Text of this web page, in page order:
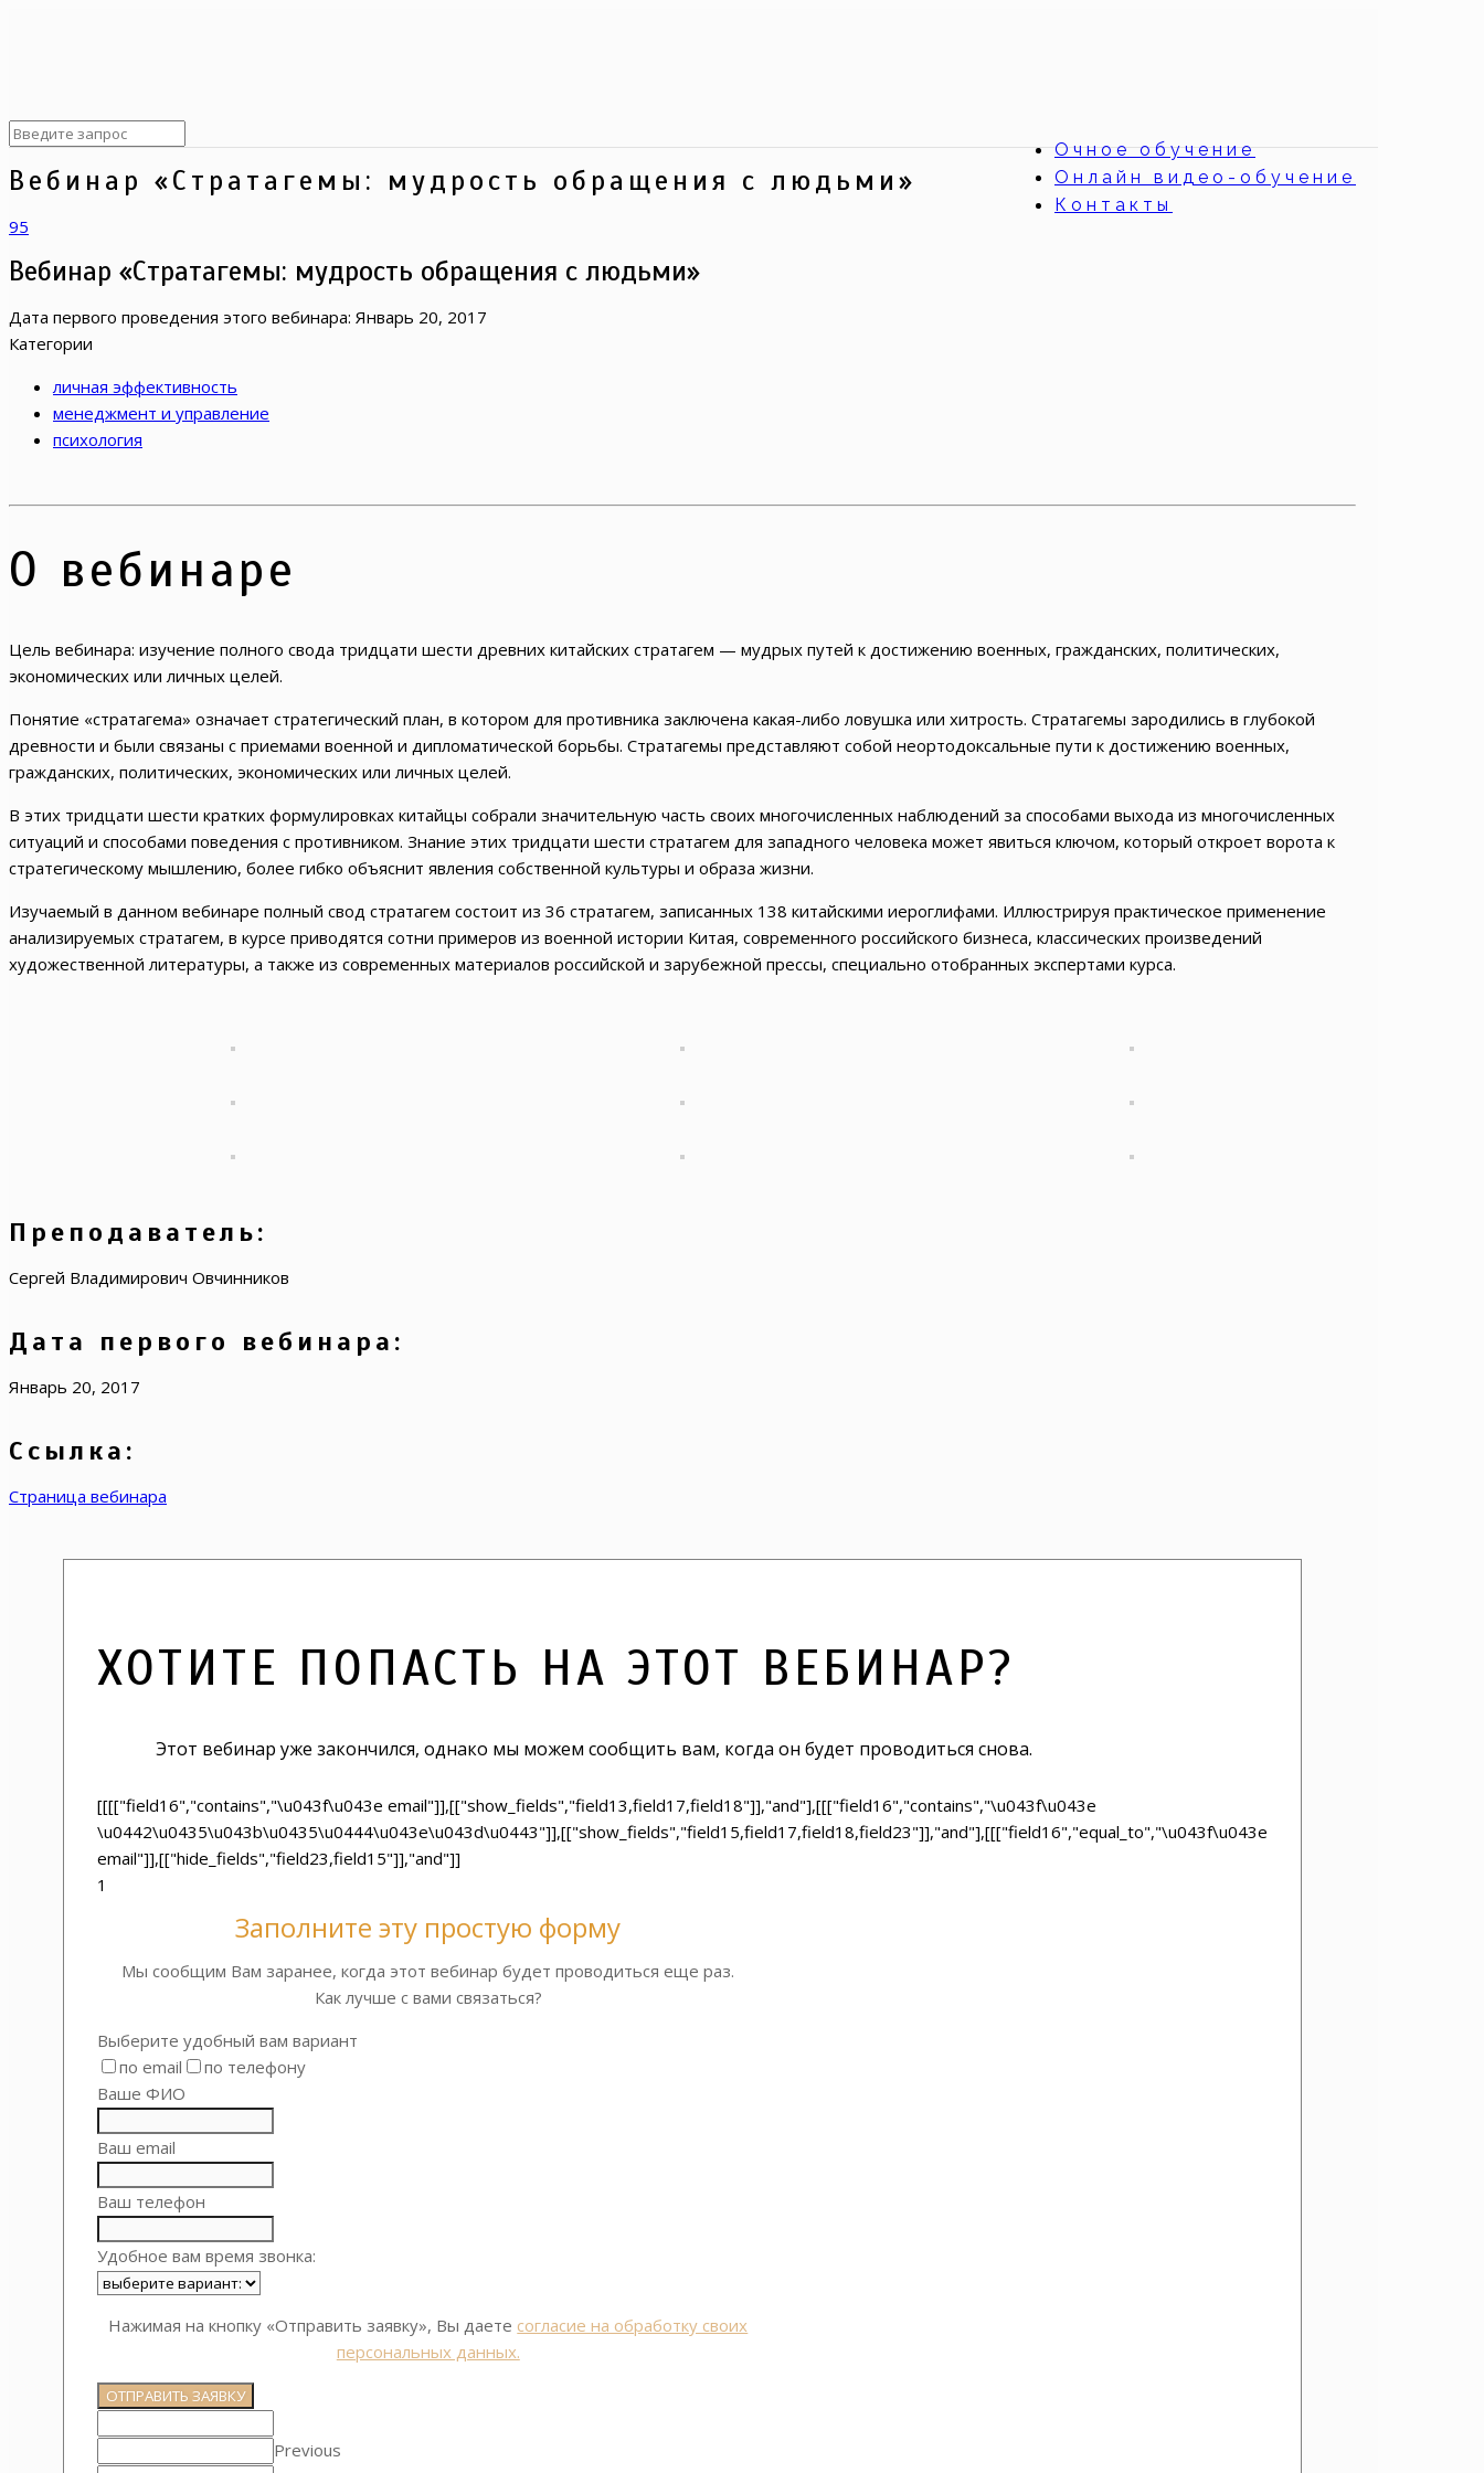
Очное обучение
Онлайн видео-обучение
Контакты
Вебинар «Стратагемы: мудрость обращения с людьми»
95
Вебинар «Стратагемы: мудрость обращения с людьми»
Дата первого проведения этого вебинара: Январь 20, 2017
Категории
личная эффективность
менеджмент и управление
психология
О вебинаре
Цель вебинара: изучение полного свода тридцати шести древних китайских стратагем — мудрых путей к достижению военных, гражданских, политических,
экономических или личных целей.
Понятие «стратагема» означает стратегический план, в котором для противника заключена какая-либо ловушка или хитрость. Стратагемы зародились в глубокой
древности и были связаны с приемами военной и дипломатической борьбы. Стратагемы представляют собой неортодоксальные пути к достижению военных,
гражданских, политических, экономических или личных целей.
В этих тридцати шести кратких формулировках китайцы собрали значительную часть своих многочисленных наблюдений за способами выхода из многочисленных
ситуаций и способами поведения с противником. Знание этих тридцати шести стратагем для западного человека может явиться ключом, который откроет ворота к
стратегическому мышлению, более гибко объяснит явления собственной культуры и образа жизни.
Изучаемый в данном вебинаре полный свод стратагем состоит из 36 стратагем, записанных 138 китайскими иероглифами. Иллюстрируя практическое применение
анализируемых стратагем, в курсе приводятся сотни примеров из военной истории Китая, современного российского бизнеса, классических произведений
художественной литературы, а также из современных материалов российской и зарубежной прессы, специально отобранных экспертами курса.
Преподаватель:
Сергей Владимирович Овчинников
Дата первого вебинара:
Январь 20, 2017
Ссылка:
Страница вебинара
ХОТИТЕ ПОПАСТЬ НА ЭТОТ ВЕБИНАР?
Этот вебинар уже закончился, однако мы можем сообщить вам, когда он будет проводиться снова.
[[[["field16","contains","\u043f\u043e email"]],[["show_fields","field13,field17,field18"]],"and"],[[["field16","contains","\u043f\u043e
\u0442\u0435\u043b\u0435\u0444\u043e\u043d\u0443"]],[["show_fields","field15,field17,field18,field23"]],"and"],[[["field16","equal_to","\u043f\u043e
email"]],[["hide_fields","field23,field15"]],"and"]]
1
Заполните эту простую форму
Мы сообщим Вам заранее, когда этот вебинар будет проводиться еще раз.
Как лучше с вами связаться?
Выберите удобный вам вариант
по email
по телефону
Ваше ФИО
Ваш email
Ваш телефон
Удобное вам время звонка:
Нажимая на кнопку «Отправить заявку», Вы даете согласие на обработку своих
персональных данных.
ОТПРАВИТЬ ЗАЯВКУ
Previous